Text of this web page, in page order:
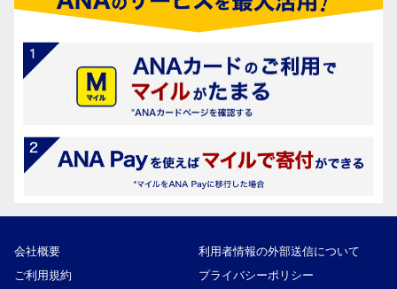
会社概要
利用者情報の外部送信について
ご利用規約
プライバシーポリシー